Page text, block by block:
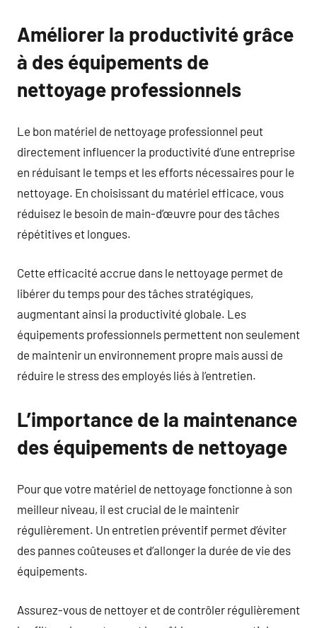
Améliorer la productivité grâce
à des équipements de
nettoyage professionnels
Le bon matériel de nettoyage professionnel peut
directement influencer la productivité d’une entreprise
en réduisant le temps et les efforts nécessaires pour le
nettoyage. En choisissant du matériel efficace, vous
réduisez le besoin de main-d’œuvre pour des tâches
répétitives et longues.
Cette efficacité accrue dans le nettoyage permet de
libérer du temps pour des tâches stratégiques,
augmentant ainsi la productivité globale. Les
équipements professionnels permettent non seulement
de maintenir un environnement propre mais aussi de
réduire le stress des employés liés à l’entretien.
L’importance de la maintenance
des équipements de nettoyage
Pour que votre matériel de nettoyage fonctionne à son
meilleur niveau, il est crucial de le maintenir
régulièrement. Un entretien préventif permet d’éviter
des pannes coûteuses et d’allonger la durée de vie des
équipements.
Assurez-vous de nettoyer et de contrôler régulièrement